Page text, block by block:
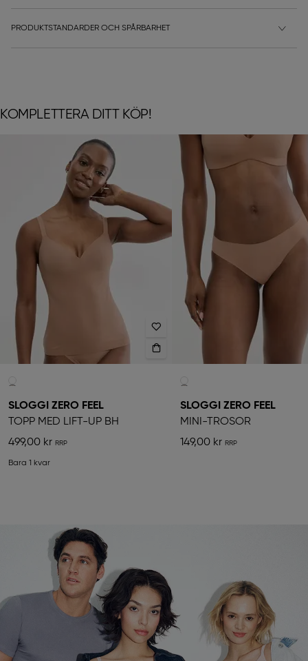
PRODUKTSTANDARDER OCH SPÅRBARHET
KOMPLETTERA DITT KÖP!
SLOGGI ZERO FEEL
TOPP MED LIFT-UP BH
499,00 kr
Bara 1 kvar
SLOGGI ZERO FEEL
MINI-TROSOR
149,00 kr